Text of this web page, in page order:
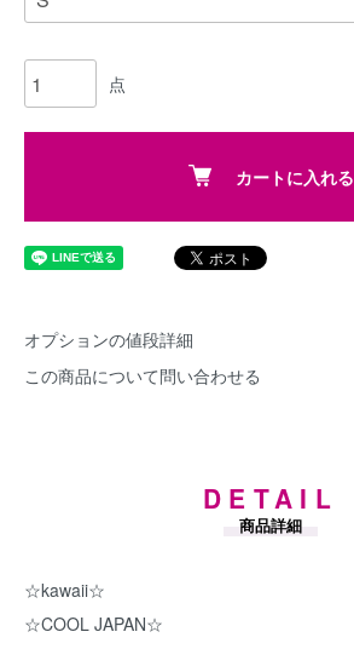
点
カートに入れる
オプションの値段詳細
この商品について問い合わせる
DETAIL
商品詳細
☆kawaii☆
☆COOL JAPAN☆